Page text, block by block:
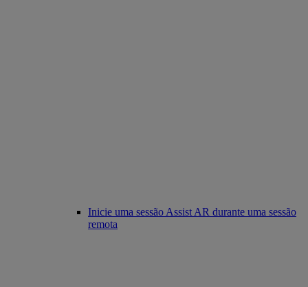
Inicie uma sessão Assist AR durante uma sessão
remota